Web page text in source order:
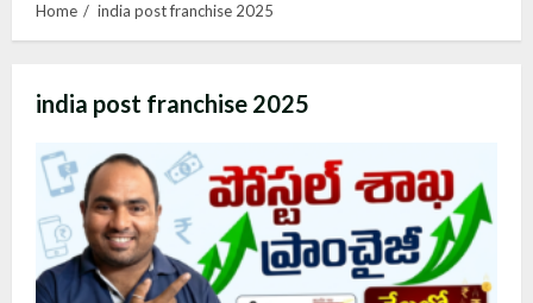
Home india post franchise 2025
india post franchise 2025